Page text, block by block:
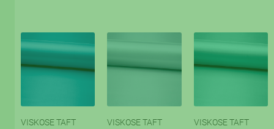
VISKOSE TAFT
VISKOSE TAFT
VISKOSE TAFT